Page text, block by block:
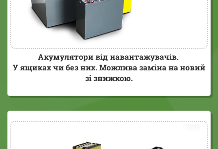
Акумулятори від навантажувачів.
У ящиках чи без них. Можлива заміна на новий
зі знижкою.